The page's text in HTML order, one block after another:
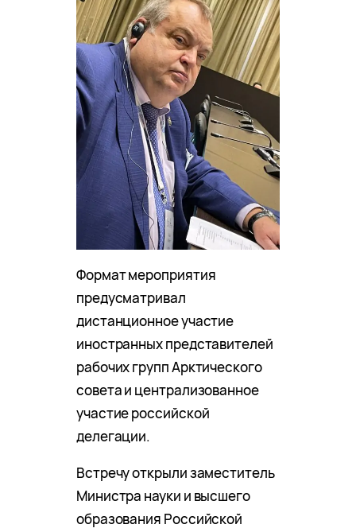
Формат мероприятия
предусматривал
дистанционное участие
иностранных представителей
рабочих групп Арктического
совета и централизованное
участие российской
делегации.
Встречу открыли заместитель
Министра науки и высшего
образования Российской